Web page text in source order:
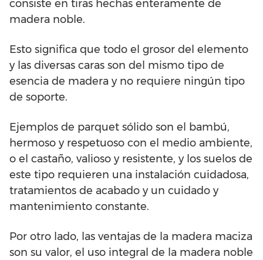
consiste en tiras hechas enteramente de
madera noble.
Esto significa que todo el grosor del elemento
y las diversas caras son del mismo tipo de
esencia de madera y no requiere ningún tipo
de soporte.
Ejemplos de parquet sólido son el bambú,
hermoso y respetuoso con el medio ambiente,
o el castaño, valioso y resistente, y los suelos de
este tipo requieren una instalación cuidadosa,
tratamientos de acabado y un cuidado y
mantenimiento constante.
Por otro lado, las ventajas de la madera maciza
son su valor, el uso integral de la madera noble